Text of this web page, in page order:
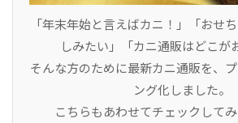
「年末年始と言えばカニ！」「おせ
しみたい」「カニ通販はどこが
そんな方のために最新カニ通販を、
ング化しました。
こちらもあわせてチェックしてみ